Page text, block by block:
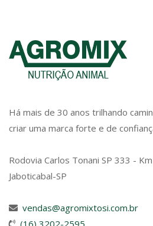
Há mais de 30 anos trilhando
criar uma marca forte e de
Rodovia Carlos Tonani SP 333 -
Jaboticabal-SP
vendas@agromixtosi.com.br
(16) 3202-2595